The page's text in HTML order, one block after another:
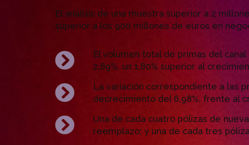
El análisis de una muestra superior a 2
superior a los 900 millones de euros en
El volumen total de primas del
2,89%, un 1,80% superior al
La variación correspondiente a las
decrecimiento del 6,98%, frente al
Una de cada cuatro pólizas de
reemplazo; y una de cada tres